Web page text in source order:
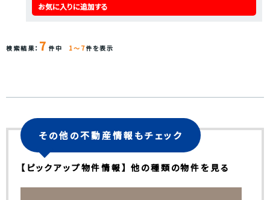
お気に入りに追加する
検索結果： 7 件中 1～7件を表示
その他の不動産情報もチェック
【ピックアップ物件情報】 他の種類の物件を見る